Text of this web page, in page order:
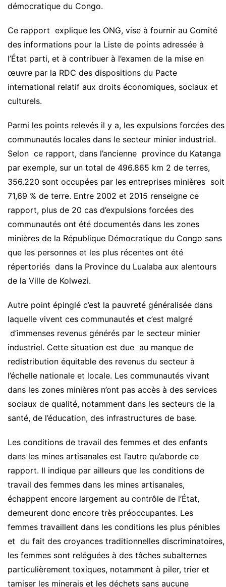
démocratique du Congo.
Ce rapport explique les ONG, vise à fournir au Comité
des informations pour la Liste de points adressée à
l’État parti, et à contribuer à l’examen de la mise en
œuvre par la RDC des dispositions du Pacte
international relatif aux droits économiques, sociaux et
culturels.
Parmi les points relevés il y a, les expulsions forcées des
communautés locales dans le secteur minier industriel.
Selon ce rapport, dans l’ancienne province du Katanga
par exemple, sur un total de 496.865 km 2 de terres,
356.220 sont occupées par les entreprises minières soit
71,69 % de terre. Entre 2002 et 2015 renseigne ce
rapport, plus de 20 cas d’expulsions forcées des
communautés ont été documentés dans les zones
minières de la République Démocratique du Congo sans
que les personnes et les plus récentes ont été
répertoriés dans la Province du Lualaba aux alentours
de la Ville de Kolwezi.
Autre point épinglé c’est la pauvreté généralisée dans
laquelle vivent ces communautés et c’est malgré
d’immenses revenus générés par le secteur minier
industriel. Cette situation est due au manque de
redistribution équitable des revenus du secteur à
l’échelle nationale et locale. Les communautés vivant
dans les zones minières n’ont pas accès à des services
sociaux de qualité, notamment dans les secteurs de la
santé, de l’éducation, des infrastructures de base.
Les conditions de travail des femmes et des enfants
dans les mines artisanales est l’autre qu’aborde ce
rapport. Il indique par ailleurs que les conditions de
travail des femmes dans les mines artisanales,
échappent encore largement au contrôle de l’État,
demeurent donc encore très préoccupantes. Les
femmes travaillent dans les conditions les plus pénibles
et du fait des croyances traditionnelles discriminatoires,
les femmes sont reléguées à des tâches subalternes
particulièrement toxiques, notamment à piler, trier et
tamiser les minerais et les déchets sans aucune